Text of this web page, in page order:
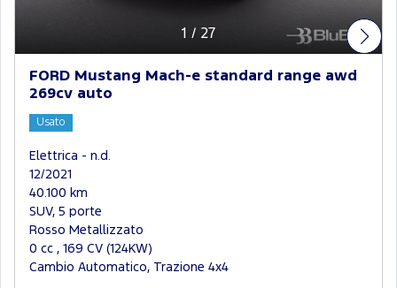
1 / 27
FORD Mustang Mach-e standard range awd
269cv auto
Usato
Elettrica - n.d.
12/2021
40.100 km
SUV, 5 porte
Rosso Metallizzato
0 cc , 169 CV (124KW)
Cambio Automatico, Trazione 4x4